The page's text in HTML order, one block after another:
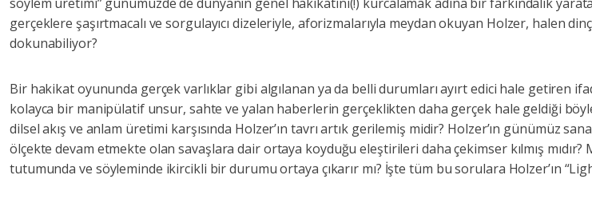
gerçeklere şaşırtmacalı ve sorgulayıcı dizeleriyle, aforizmalarıyla meydan okuyan Holzer, halen
dokunabiliyor?
Bir hakikat oyununda gerçek varlıklar gibi algılanan ya da belli durumları ayırt edici hale getiren
kolayca bir manipülatif unsur, sahte ve yalan haberlerin gerçeklikten daha gerçek hale geldiği
dilsel akış ve anlam üretimi karşısında Holzer’ın tavrı artık gerilemiş midir? Holzer’ın günümüz
ölçekte devam etmekte olan savaşlara dair ortaya koyduğu eleştirileri daha çekimser kılmış mıdır?
tutumunda ve söyleminde ikircikli bir durumu ortaya çıkarır mı? İşte tüm bu sorulara Holzer’ın